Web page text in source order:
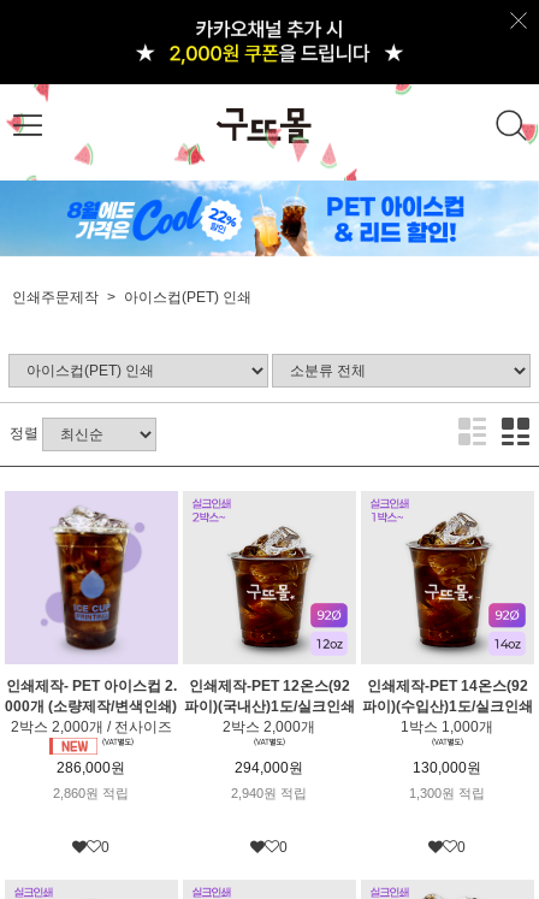
인쇄주문제작 아이스컵(PET) 인쇄
정렬
인쇄제작- PET 아이스컵 2.
000개 (소량제작/변색인쇄)
2박스 2,000개 / 전사이즈
286,000원
2,860원 적립
0
인쇄제작-PET 12온스(92
파이)(국내산)1도/실크인쇄
2박스 2,000개
294,000원
2,940원 적립
0
인쇄제작-PET 14온스(92
파이)(수입산)1도/실크인쇄
1박스 1,000개
130,000원
1,300원 적립
0